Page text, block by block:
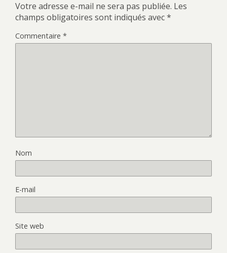
Votre adresse e-mail ne sera pas publiée. Les
champs obligatoires sont indiqués avec*
Commentaire *
Nom
E-mail
Site web